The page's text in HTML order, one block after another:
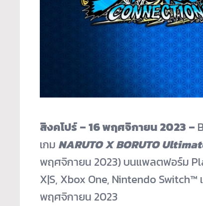
สิงคโปร์ – 16 พฤศจิกายน 2023 –
เกม NARUTO X BORUTO
พฤศจิกายน 2023) บนแพลตฟอร์ม
X|S, Xbox One, Nintendo Switch™
พฤศจิกายน 2023